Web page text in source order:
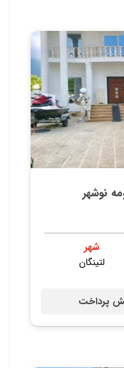
نوشهر
شهر
لتینگان
پرداخت